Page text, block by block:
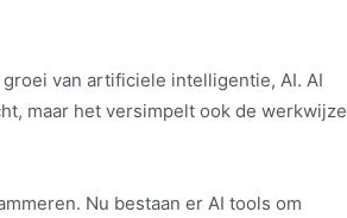
van artificiele intelligentie, AI. AI
maar het versimpelt ook de werkwijze
Nu bestaan er AI tools om